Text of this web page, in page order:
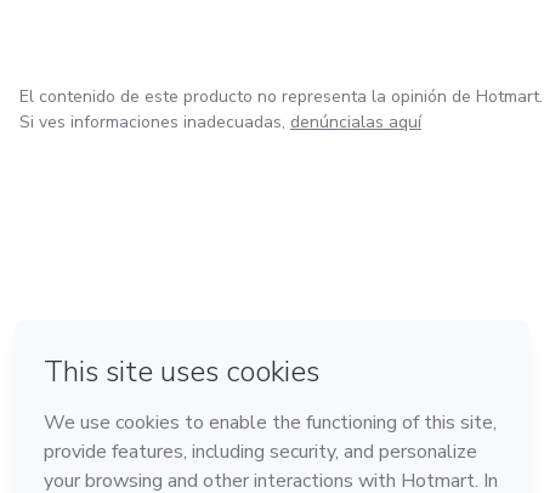
El contenido de este producto no representa la opinión de Hotmart.
Si ves informaciones inadecuadas, denúncialas aquí
en Belo Horizonte